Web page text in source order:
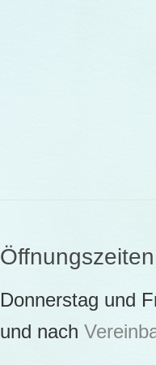
Donnerstag und
und nach